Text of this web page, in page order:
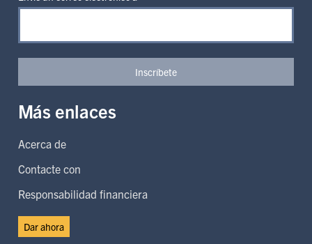
Más enlaces
Acerca de
Contacte con
Responsabilidad financiera
Dar ahora
Inscríbete